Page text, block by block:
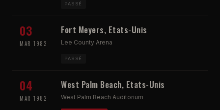
PASSÉ
03
MAR 1982
Fort Meyers, Etats-Unis
Lee County Arena
PASSÉ
04
MAR 1982
West Palm Beach, Etats-Unis
West Palm Beach Auditorium